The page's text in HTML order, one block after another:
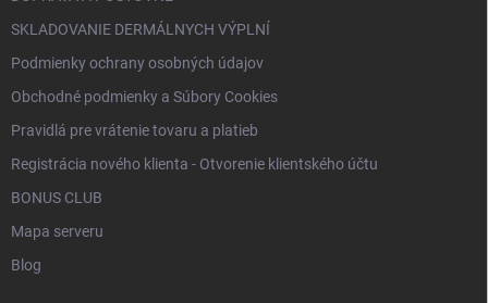
SKLADOVANIE DERMÁLNYCH VÝPLNÍ
Podmienky ochrany osobných údajov
Obchodné podmienky a Súbory Cookies
Pravidlá pre vrátenie tovaru a platieb
Registrácia nového klienta - Otvorenie klientského účtu
BONUS CLUB
Mapa serveru
Blog